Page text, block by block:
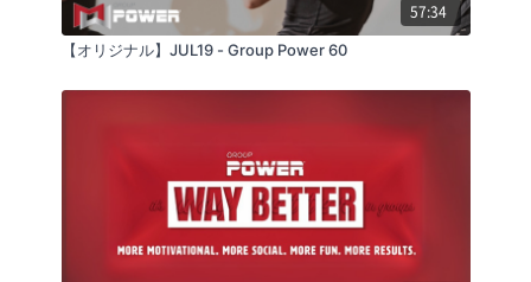
57:34
【オリジナル】JUL19 - Group Power 60